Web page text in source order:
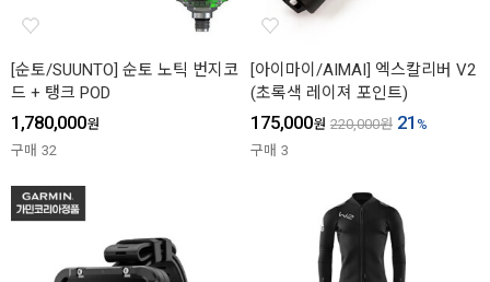
[순토/SUUNTO] 순토 노틱 번지코
드 + 탱크 POD
1,780,000원
구매 32
[아이마이/AIMAI] 엑스칼리버 V2
(초록색 레이져 포인트)
175,000원 220,000원 21 %
구매 3